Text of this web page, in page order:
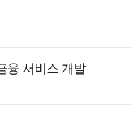
융 서비스 개발